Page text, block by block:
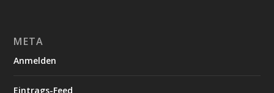
META
Anmelden
Eintrags-Feed